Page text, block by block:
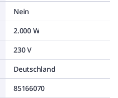
Nein
2.000 W
230 V
Deutschland
85166070